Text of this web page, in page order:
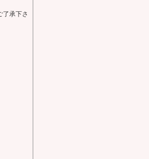
承下さ